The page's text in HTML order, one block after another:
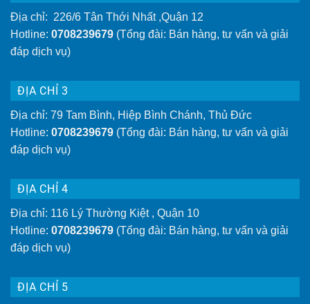
Địa chỉ: 226/6 Tân Thới Nhất ,Quận 12
Hotline: 0708239679 (Tổng đài: Bán hàng, tư vấn và giải
đáp dịch vụ)
ĐỊA CHỈ 3
Địa chỉ: 79 Tam Bình, Hiệp Bình Chánh, Thủ Đức
Hotline: 0708239679 (Tổng đài: Bán hàng, tư vấn và giải
đáp dịch vụ)
ĐỊA CHỈ 4
Địa chỉ: 116 Lý Thường Kiệt , Quận 10
Hotline: 0708239679 (Tổng đài: Bán hàng, tư vấn và giải
đáp dịch vụ)
ĐỊA CHỈ 5